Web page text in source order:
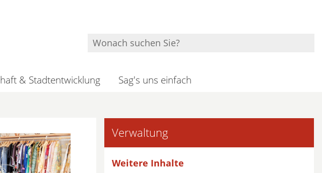
& Stadtentwicklung Sag's uns einfach
Verwaltung
Weitere Inhalte